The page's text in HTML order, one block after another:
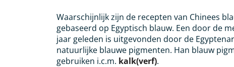
Waarschijnlijk zijn de recepten van Chinees
gebaseerd op Egyptisch blauw. Een door de
jaar geleden is uitgevonden door de
natuurlijke blauwe pigmenten. Han blauw
gebruiken i.c.m. kalk(verf).